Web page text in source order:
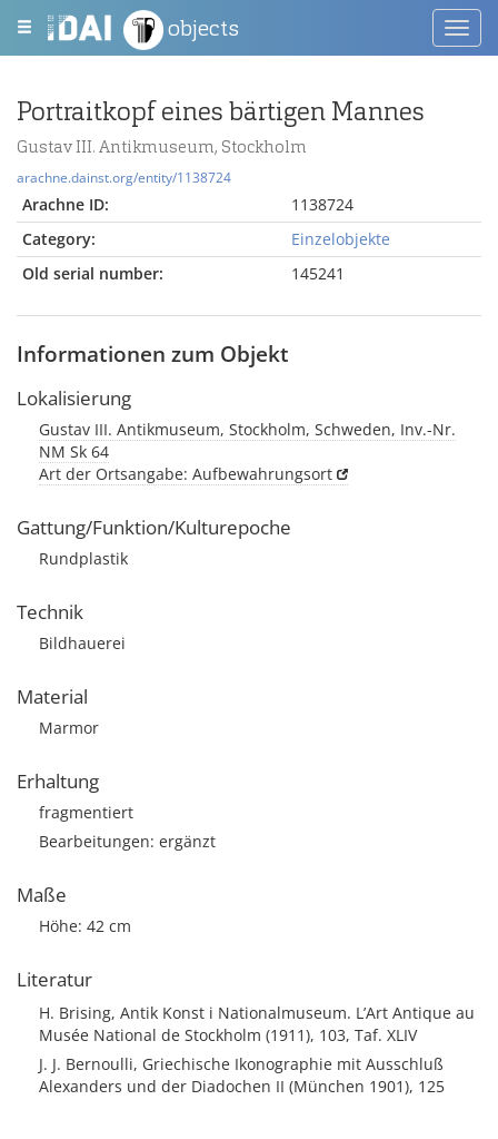
objects
Portraitkopf eines bärtigen Mannes
Gustav III. Antikmuseum, Stockholm
arachne.dainst.org/entity/1138724
Arachne ID:
1138724
Category:
Einzelobjekte
Old serial number:
145241
Informationen zum Objekt
Lokalisierung
Gustav III. Antikmuseum, Stockholm, Schweden, Inv.-Nr.
NM Sk 64
Art der Ortsangabe: Aufbewahrungsort
Gattung/Funktion/Kulturepoche
Rundplastik
Technik
Bildhauerei
Material
Marmor
Erhaltung
fragmentiert
Bearbeitungen: ergänzt
Maße
Höhe: 42 cm
Literatur
H. Brising, Antik Konst i Nationalmuseum. L’Art Antique au
Musée National de Stockholm (1911), 103, Taf. XLIV
J. J. Bernoulli, Griechische Ikonographie mit Ausschluß
Alexanders und der Diadochen II (München 1901), 125